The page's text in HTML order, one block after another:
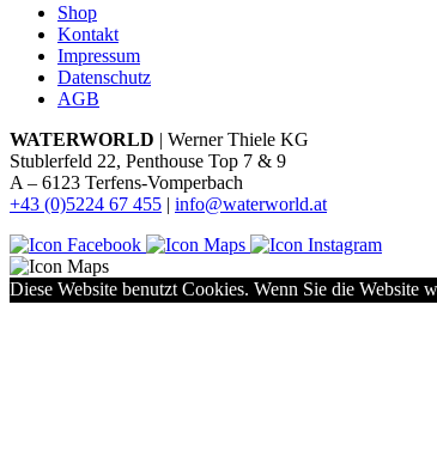
Shop
Kontakt
Impressum
Datenschutz
AGB
WATERWORLD | Werner Thiele KG
Stublerfeld 22, Penthouse Top 7 & 9
A – 6123 Terfens-Vomperbach
+43 (0)5224 67 455 | info@waterworld.at
Diese Website benutzt Cookies. Wenn Sie die Website